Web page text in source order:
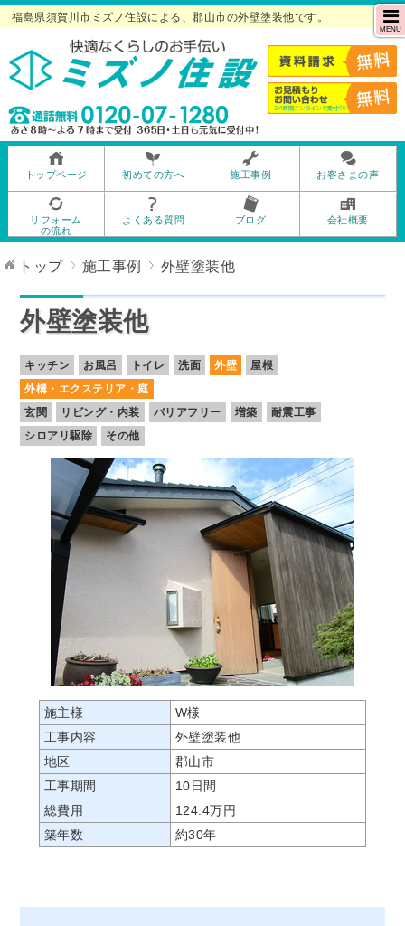
福島県須賀川市ミズノ住設による、郡山市の外壁塗装他です。
MENU
トップページ 初めての方へ 施工事例 お客さまの声
リフォーム
の流れ
よくある質問 ブログ 会社概要
トップ 施工事例 外壁塗装他
外壁塗装他
キッチン お風呂 トイレ 洗面 外壁
屋根
外構・エクステリア・庭
玄関
リビング・内装 バリアフリー 増築
耐震工事
シロアリ駆除
その他
施主様
W様
工事内容
外壁塗装他
地区
郡山市
工事期間
10日間
総費用
124.4万円
築年数
約30年